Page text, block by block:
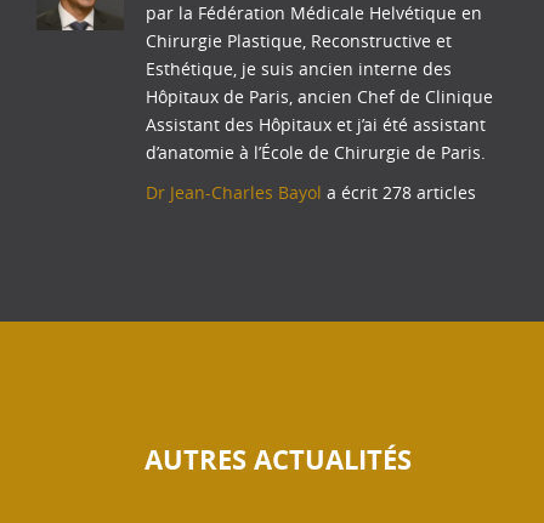
par la Fédération Médicale Helvétique en
Chirurgie Plastique, Reconstructive et
Esthétique, je suis ancien interne des
Hôpitaux de Paris, ancien Chef de Clinique
Assistant des Hôpitaux et j’ai été assistant
d’anatomie à l’École de Chirurgie de Paris.
Dr Jean-Charles Bayol a écrit 278 articles
AUTRES ACTUALITÉS